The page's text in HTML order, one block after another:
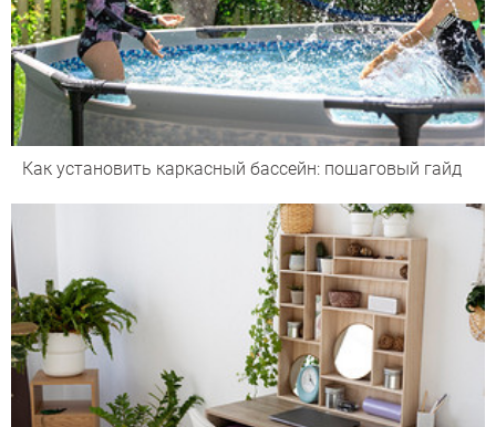
Как установить каркасный бассейн: пошаговый гайд